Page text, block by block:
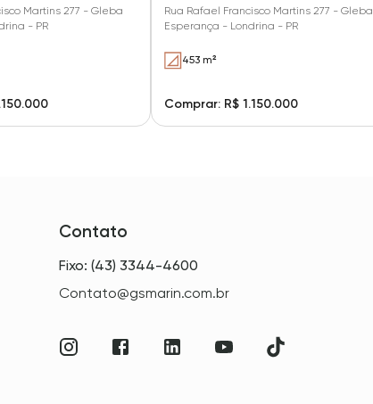
Martins 277 - Gleba
- PR
Rua Rafael Francisco Martins 277 - Gleba
Esperança - Londrina - PR
453 m²
Comprar: R$ 1.150.000
Contato
Fixo: (43) 3344-4600
Contato@gsmarin.com.br